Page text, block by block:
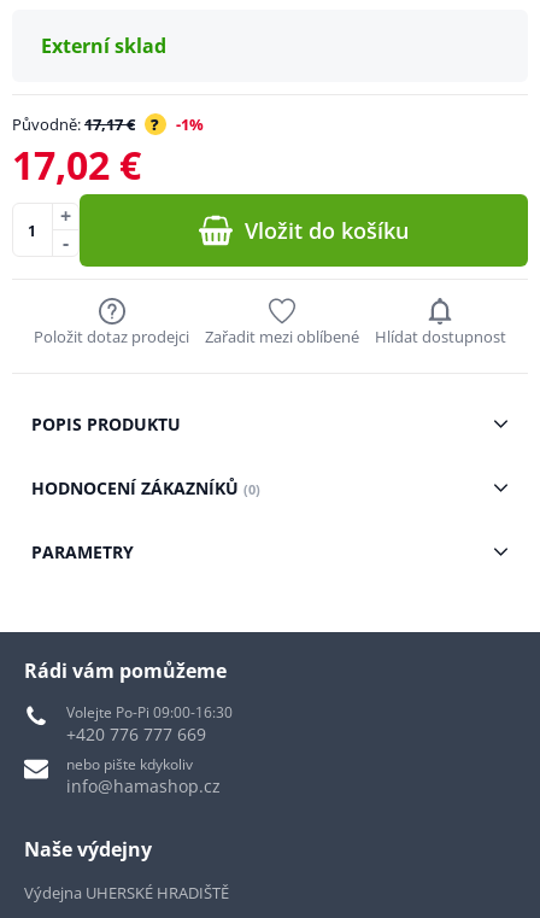
Externí sklad
Původně:17,17 € ? -1%
17,02 €
-
+ Vložit do košíku
Položit dotaz prodejci Zařadit mezi oblíbené Hlídat dostupnost
POPIS PRODUKTU
HODNOCENÍ ZÁKAZNÍKŮ (0)
PARAMETRY
Rádi vám pomůžeme
Volejte Po-Pi 09:00-16:30
+420 776 777 669
nebo pište kdykoliv
info@hamashop.cz
Naše výdejny
Výdejna UHERSKÉ HRADIŠTĚ